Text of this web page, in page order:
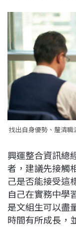
找出自身優勢、釐清職
興運整合資訊總
者，建議先接觸
己是否能接受這
自己在實務中學
是文組生可以盡
時間有所成長，